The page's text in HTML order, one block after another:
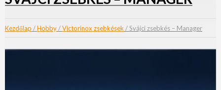
Kezdőlap /Hobby/Victorinox zsebkések/ Svájci zsebkés – Manager